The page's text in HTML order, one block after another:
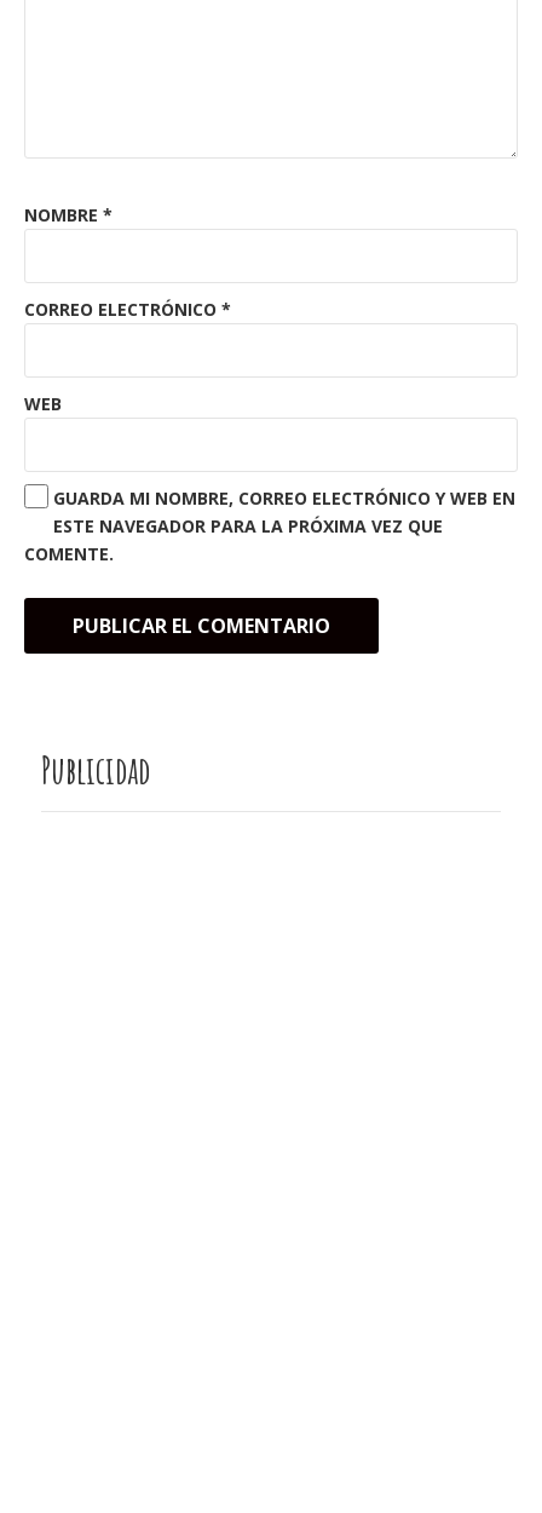
NOMBRE *
CORREO ELECTRÓNICO *
WEB
GUARDA MI NOMBRE, CORREO ELECTRÓNICO Y WEB EN
ESTE NAVEGADOR PARA LA PRÓXIMA VEZ QUE
COMENTE.
Publicidad